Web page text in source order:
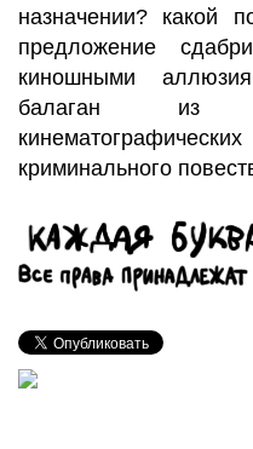
назначении? какой
предложение
киношными
балаган из
криминального